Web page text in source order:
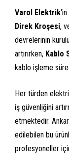
Varol Elektrik
Direk Kroşesi,
devrelerinin
artırırken, Kablo
kablo işleme
Her türden
iş güvenliğini
etmektedir.
edilebilen bu
profesyoneller